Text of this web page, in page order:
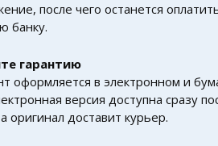
после чего останется
банку.
гарантию
оформляется в электронном и
версия доступна сразу
оригинал доставит курьер.